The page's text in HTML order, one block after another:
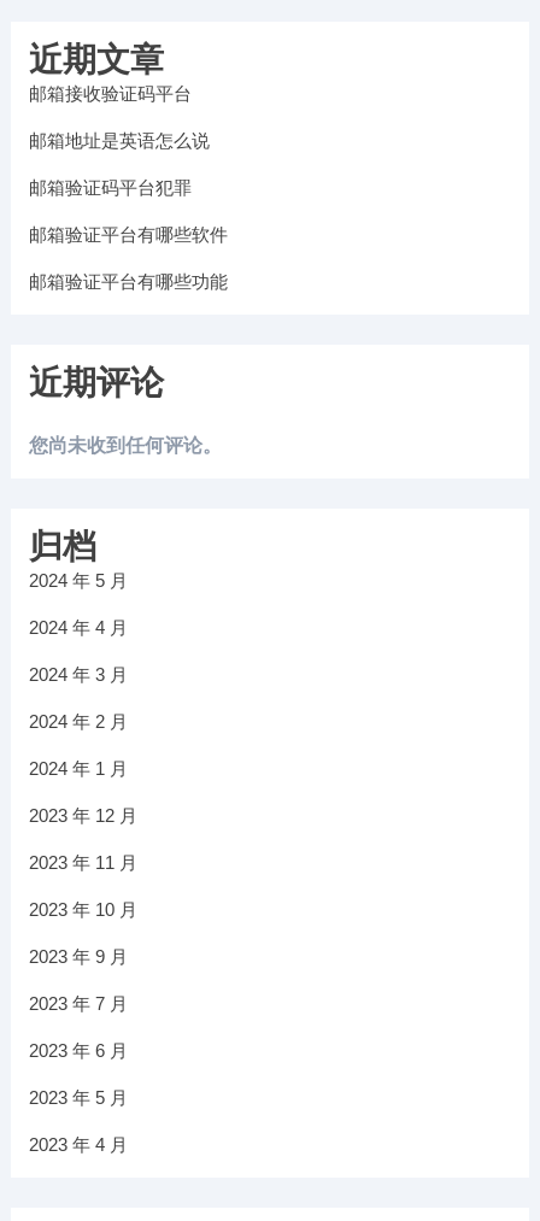
近期文章
邮箱接收验证码平台
邮箱地址是英语怎么说
邮箱验证码平台犯罪
邮箱验证平台有哪些软件
邮箱验证平台有哪些功能
近期评论
您尚未收到任何评论。
归档
2024 年 5 月
2024 年 4 月
2024 年 3 月
2024 年 2 月
2024 年 1 月
2023 年 12 月
2023 年 11 月
2023 年 10 月
2023 年 9 月
2023 年 7 月
2023 年 6 月
2023 年 5 月
2023 年 4 月